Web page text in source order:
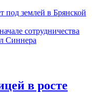
под землей в Брянской
сотрудничества
Синнера
в росте